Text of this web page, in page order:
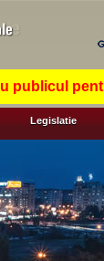
publicul
Legislatie